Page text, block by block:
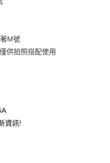
永豐商業銀行
星展（台灣）商業銀行
M號
供拍照搭配使用
資訊!